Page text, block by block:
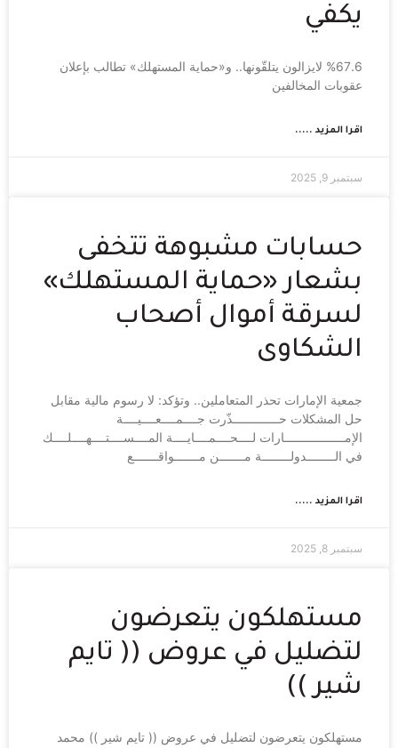
يكفي
%67.6 لايزالون يتلقّونها.. و«حماية المستهلك» تطالب بإعلان
عقوبات المخالفين
اقرا المزيد .....
سبتمبر 9, 2025
حسابات مشبوهة تتخفى
بشعار «حماية المستهلك»
لسرقة أموال أصحاب
الشكاوى
جمعية الإمارات تحذر المتعاملين.. وتؤكد: لا رسوم مالية مقابل
حل المشكلات حـــــــــــــذّرت جــــمــــعــــيــــة
الإمـــــــــــــــــارات لــــحــــمــــايــــة المــــســــتــــهــــلــــك
في الــــــــدولــــــــة مـــــــن مـــــــواقـــــــع
اقرا المزيد .....
سبتمبر 8, 2025
مستهلكون يتعرضون
لتضليل في عروض (( تايم
شير ))
مستهلكون يتعرضون لتضليل في عروض (( تايم شير )) محمد